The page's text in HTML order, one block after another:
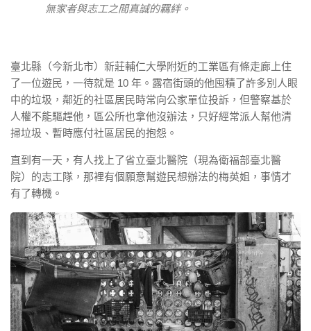
無家者與志工之間真誠的羈絆。
臺北縣（今新北市）新莊輔仁大學附近的工業區有條走廊上住
了一位遊民，一待就是 10 年。露宿街頭的他囤積了許多別人眼
中的垃圾，鄰近的社區居民時常向公家單位投訴，但警察基於
人權不能驅趕他，區公所也拿他沒辦法，只好經常派人幫他清
掃垃圾、暫時應付社區居民的抱怨。
直到有一天，有人找上了省立臺北醫院（現為衛福部臺北醫
院）的志工隊，那裡有個願意幫遊民想辦法的梅英姐，事情才
有了轉機。